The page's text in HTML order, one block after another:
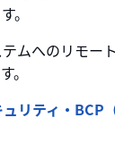
。
ムへのリモー
。
リティ・BCP